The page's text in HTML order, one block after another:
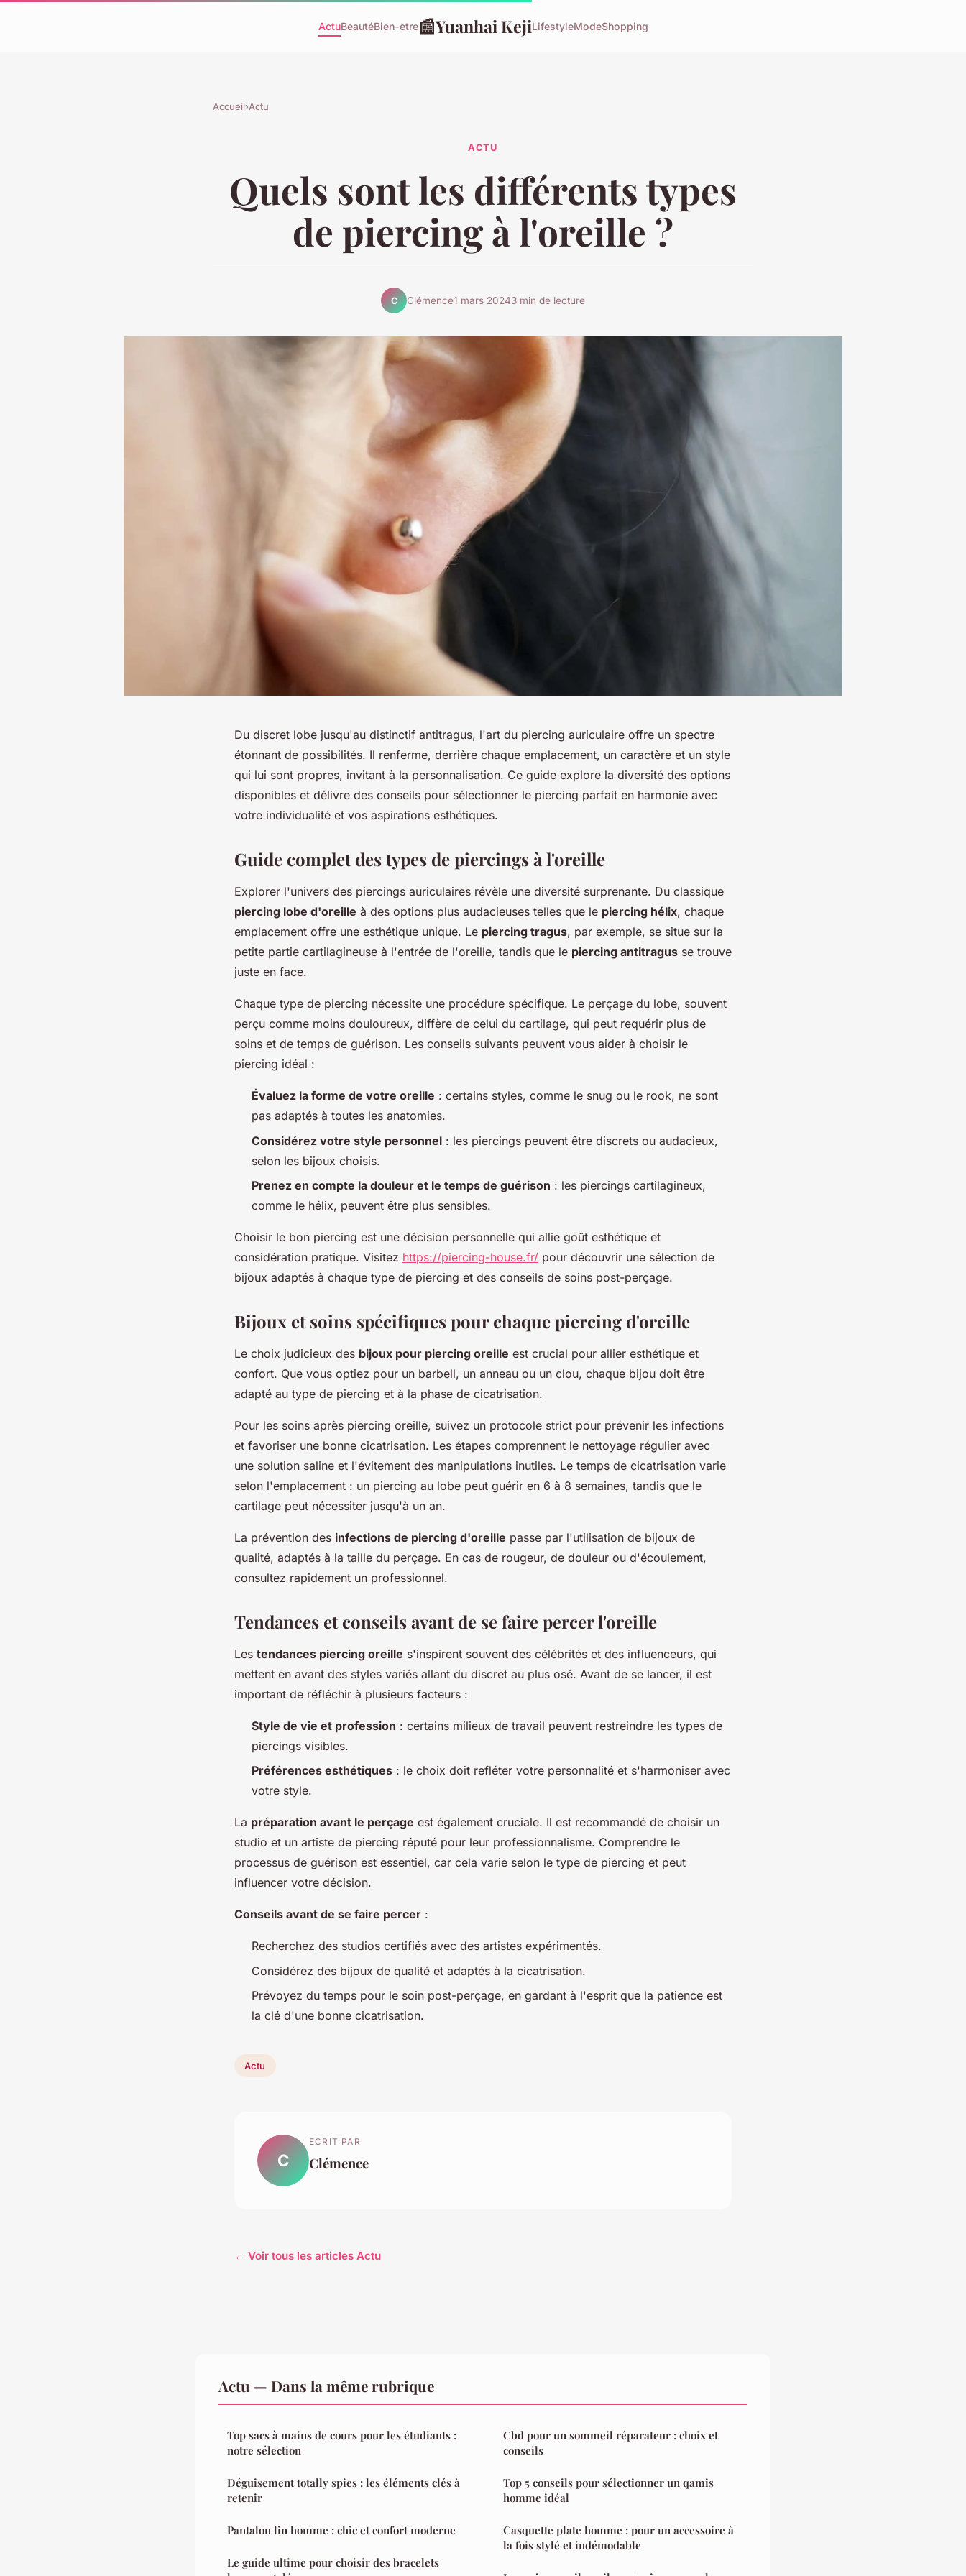
ActuBeautéBien-etre📰Yuanhai KejiLifestyleModeShopping
Accueil›Actu
ACTU
Quels sont les différents types
de piercing à l'oreille ?
C Clémence1 mars 20243 min de lecture
Du discret lobe jusqu'au distinctif antitragus, l'art du piercing auriculaire offre un spectre
étonnant de possibilités. Il renferme, derrière chaque emplacement, un caractère et un style
qui lui sont propres, invitant à la personnalisation. Ce guide explore la diversité des options
disponibles et délivre des conseils pour sélectionner le piercing parfait en harmonie avec
votre individualité et vos aspirations esthétiques.
Guide complet des types de piercings à l'oreille
Explorer l'univers des piercings auriculaires révèle une diversité surprenante. Du classique
piercing lobe d'oreille à des options plus audacieuses telles que le piercing hélix, chaque
emplacement offre une esthétique unique. Le piercing tragus, par exemple, se situe sur la
petite partie cartilagineuse à l'entrée de l'oreille, tandis que le piercing antitragus se trouve
juste en face.
Chaque type de piercing nécessite une procédure spécifique. Le perçage du lobe, souvent
perçu comme moins douloureux, diffère de celui du cartilage, qui peut requérir plus de
soins et de temps de guérison. Les conseils suivants peuvent vous aider à choisir le
piercing idéal :
Évaluez la forme de votre oreille : certains styles, comme le snug ou le rook, ne sont
pas adaptés à toutes les anatomies.
Considérez votre style personnel : les piercings peuvent être discrets ou audacieux,
selon les bijoux choisis.
Prenez en compte la douleur et le temps de guérison : les piercings cartilagineux,
comme le hélix, peuvent être plus sensibles.
Choisir le bon piercing est une décision personnelle qui allie goût esthétique et
considération pratique. Visitez https://piercing-house.fr/ pour découvrir une sélection de
bijoux adaptés à chaque type de piercing et des conseils de soins post-perçage.
Bijoux et soins spécifiques pour chaque piercing d'oreille
Le choix judicieux des bijoux pour piercing oreille est crucial pour allier esthétique et
confort. Que vous optiez pour un barbell, un anneau ou un clou, chaque bijou doit être
adapté au type de piercing et à la phase de cicatrisation.
Pour les soins après piercing oreille, suivez un protocole strict pour prévenir les infections
et favoriser une bonne cicatrisation. Les étapes comprennent le nettoyage régulier avec
une solution saline et l'évitement des manipulations inutiles. Le temps de cicatrisation varie
selon l'emplacement : un piercing au lobe peut guérir en 6 à 8 semaines, tandis que le
cartilage peut nécessiter jusqu'à un an.
La prévention des infections de piercing d'oreille passe par l'utilisation de bijoux de
qualité, adaptés à la taille du perçage. En cas de rougeur, de douleur ou d'écoulement,
consultez rapidement un professionnel.
Tendances et conseils avant de se faire percer l'oreille
Les tendances piercing oreille s'inspirent souvent des célébrités et des influenceurs, qui
mettent en avant des styles variés allant du discret au plus osé. Avant de se lancer, il est
important de réfléchir à plusieurs facteurs :
Style de vie et profession : certains milieux de travail peuvent restreindre les types de
piercings visibles.
Préférences esthétiques : le choix doit refléter votre personnalité et s'harmoniser avec
votre style.
La préparation avant le perçage est également cruciale. Il est recommandé de choisir un
studio et un artiste de piercing réputé pour leur professionnalisme. Comprendre le
processus de guérison est essentiel, car cela varie selon le type de piercing et peut
influencer votre décision.
Conseils avant de se faire percer :
Recherchez des studios certifiés avec des artistes expérimentés.
Considérez des bijoux de qualité et adaptés à la cicatrisation.
Prévoyez du temps pour le soin post-perçage, en gardant à l'esprit que la patience est
la clé d'une bonne cicatrisation.
Actu
C
ECRIT PAR
Clémence
← Voir tous les articles Actu
Actu — Dans la même rubrique
Top sacs à mains de cours pour les étudiants :
notre sélection
Déguisement totally spies : les éléments clés à
retenir
Pantalon lin homme : chic et confort moderne
Le guide ultime pour choisir des bracelets
Cbd pour un sommeil réparateur : choix et
conseils
Top 5 conseils pour sélectionner un qamis
homme idéal
Casquette plate homme : pour un accessoire à
la fois stylé et indémodable